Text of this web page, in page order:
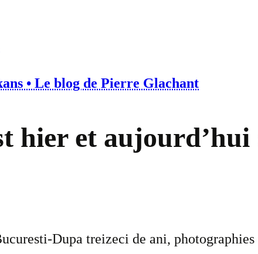
• Le blog de Pierre Glachant
hier et
Dupa treizeci de ani,